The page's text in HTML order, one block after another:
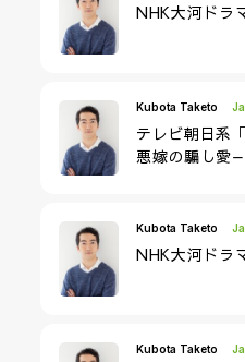
NHK大河ドラ
Kubota Taketo
テレビ朝日系
悪嫁の騙し愛
Kubota Taketo
NHK大河ドラ
Kubota Taketo